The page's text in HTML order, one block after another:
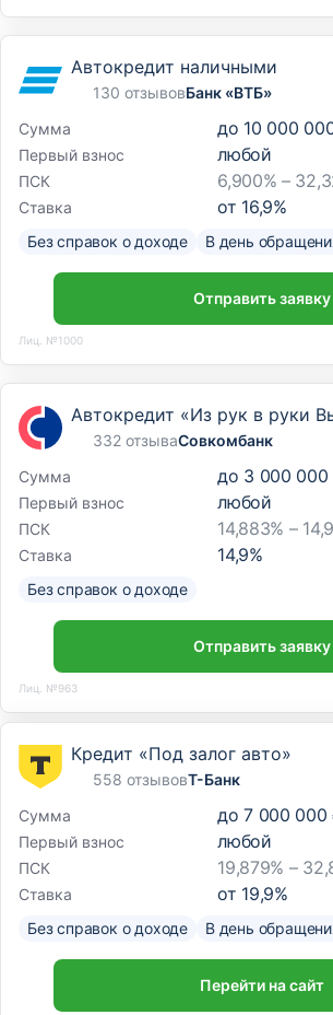
Автокредит наличными
130 отзывовБанк «ВТБ»
Сумма
до 10 000
Первый взнос любой
ПСК 6,900% –
Ставка от 16,9%
Без справок о доходе В день
Отправить заявку
Лиц. №1000
Автокредит «Из рук в руки
332 отзываСовкомбанк
Сумма
до 3 000 000
Первый взнос любой
ПСК 14,883% –
Ставка 14,9%
Без справок о доходе
Отправить заявку
Лиц. №963
Кредит «Под залог авто»
558 отзывовТ-Банк
Сумма
до 7 000 000
Первый взнос любой
ПСК 19,879% –
Ставка от 19,9%
Без справок о доходе В день
Перейти на сайт